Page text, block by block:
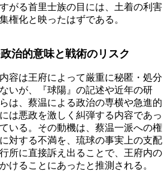
がる首里士族の目には、土着の利害
権化と映ったはずである。
治的意味と戦術のリスク
容は王府によって厳重に秘匿・処分
いが、『球陽』の記述や近年の研
は、蔡温による政治の専横や急進的
は悪政を激しく糾弾する内容であっ
いる。その動機は、蔡温一派への権
対する不満を、琉球の事実上の支配
所に直接訴え出ることで、王府内の
けることにあったと推測される。